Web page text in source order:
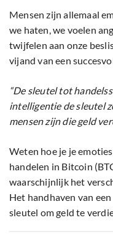
Mensen zijn allemaal
we haten, we voelen
twijfelen aan onze
vijand van een
“De sleutel tot
intelligentie de sleutel
mensen zijn die geld
Weten hoe je je
handelen in Bitcoin
waarschijnlijk het
Het handhaven van
sleutel om geld te